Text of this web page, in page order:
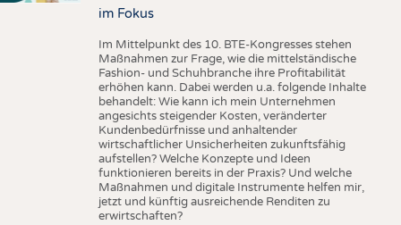
im Fokus
Im Mittelpunkt des 10. BTE-Kongresses stehen
Maßnahmen zur Frage, wie die mittelständische
Fashion- und Schuhbranche ihre Profitabilität
erhöhen kann. Dabei werden u.a. folgende Inhalte
behandelt: Wie kann ich mein Unternehmen
angesichts steigender Kosten, veränderter
Kundenbedürfnisse und anhaltender
wirtschaftlicher Unsicherheiten zukunftsfähig
aufstellen? Welche Konzepte und Ideen
funktionieren bereits in der Praxis? Und welche
Maßnahmen und digitale Instrumente helfen mir,
jetzt und künftig ausreichende Renditen zu
erwirtschaften?